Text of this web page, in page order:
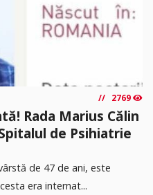
2769
Rada Marius Călin
de Psihiatrie
de 47 de ani, este
era internat...